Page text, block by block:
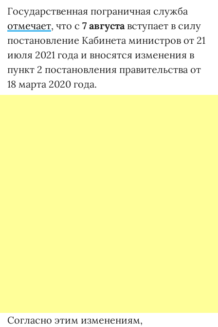
Государственная пограничная служба
отмечает, что с 7 августавступает в силу
постановление Кабинета министров от 21
июля 2021 года и вносятся изменения в
пункт 2 постановления правительства от
18 марта 2020 года.
Согласно этим изменениям,